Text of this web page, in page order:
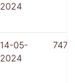
2024
14-05-
2024
747